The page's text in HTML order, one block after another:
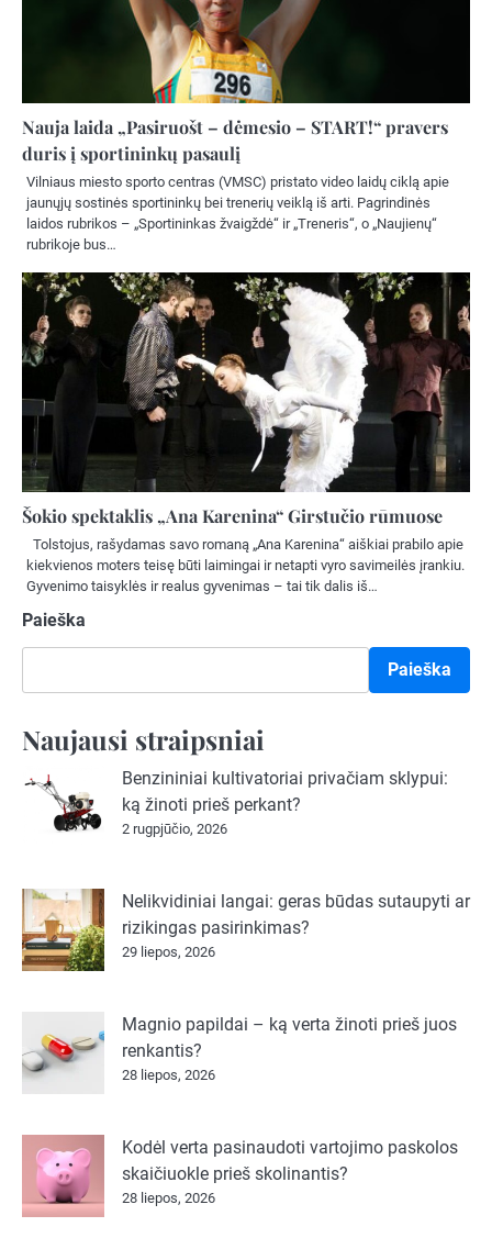
Nauja laida „Pasiruošt – dėmesio – START!“ pravers
duris į sportininkų pasaulį
Vilniaus miesto sporto centras (VMSC) pristato video laidų ciklą apie
jaunųjų sostinės sportininkų bei trenerių veiklą iš arti. Pagrindinės
laidos rubrikos – „Sportininkas žvaigždė“ ir „Treneris“, o „Naujienų“
rubrikoje bus…
Šokio spektaklis „Ana Karenina“ Girstučio rūmuose
Tolstojus, rašydamas savo romaną „Ana Karenina“ aiškiai prabilo apie
kiekvienos moters teisę būti laimingai ir netapti vyro savimeilės įrankiu.
Gyvenimo taisyklės ir realus gyvenimas – tai tik dalis iš…
Paieška
Paieška
Naujausi straipsniai
Benzininiai kultivatoriai privačiam sklypui:
ką žinoti prieš perkant?
2 rugpjūčio, 2026
Nelikvidiniai langai: geras būdas sutaupyti ar
rizikingas pasirinkimas?
29 liepos, 2026
Magnio papildai – ką verta žinoti prieš juos
renkantis?
28 liepos, 2026
Kodėl verta pasinaudoti vartojimo paskolos
skaičiuokle prieš skolinantis?
28 liepos, 2026